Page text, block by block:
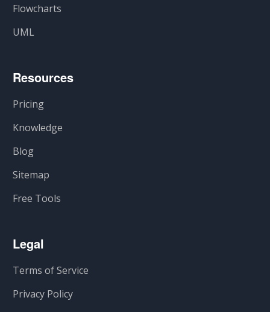
Flowcharts
UML
Resources
Pricing
Knowledge
Blog
Sitemap
Free Tools
Legal
Terms of Service
Privacy Policy